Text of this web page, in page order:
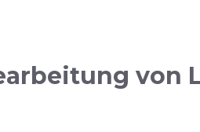
von